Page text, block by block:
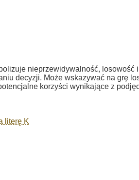
nieprzewidywalność, losowość i
decyzji. Może wskazywać na grę
korzyści wynikające z
literę K